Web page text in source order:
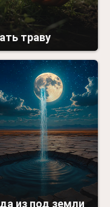
траву
из под земли